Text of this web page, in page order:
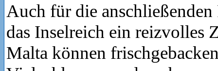
Auch für die
das Inselreich ein reizvolles
Malta können